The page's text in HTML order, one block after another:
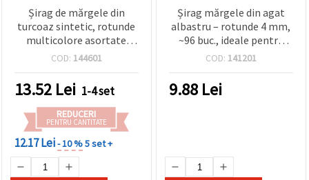
Șirag de mărgele din
turcoaz sintetic, rotunde
multicolore asortate
(mix), 4 mm (~98 buc.)
COD: 144601
13.52 Lei 1-4 set
REDUCERI
PENTRU CANTITATE
12.17 Lei- 10 %5 set +
Șirag mărgele din agat
albastru – rotunde 4 mm,
~96 buc., ideale pentru
bijuterii elegante și creații
COD: 141201
9.88 Lei